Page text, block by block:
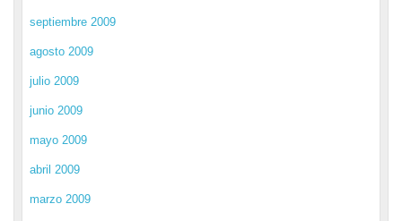
septiembre 2009
agosto 2009
julio 2009
junio 2009
mayo 2009
abril 2009
marzo 2009